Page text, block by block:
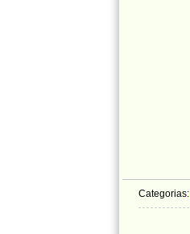
Categorias: